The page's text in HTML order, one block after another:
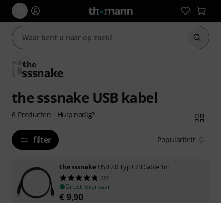
Zoek
the sssnake USB kabel
6 Producten · Hulp nodig?
filter Populariteit
the sssnake USB 2.0 Typ C/B Cable 1m
101
Direct leverbaar
€9,90